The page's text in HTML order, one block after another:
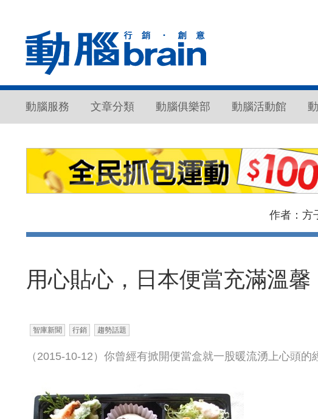
動腦服務 文章分類 動腦俱樂部 動腦活動館
作者：方
用心貼心，日本便當充滿溫馨
智庫新聞 行銷 趨勢話題
（2015-10-12）你曾經有掀開便當盒就一股暖流湧上心頭的